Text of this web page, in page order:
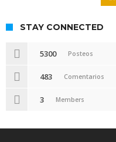
STAY CONNECTED
5300 Posteos
483 Comentarios
3 Members